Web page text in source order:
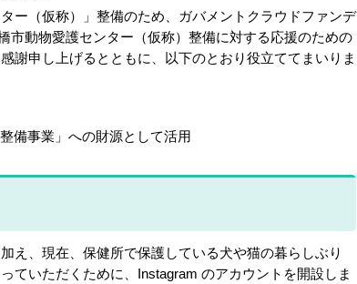
（仮称）」整備のため、ガバメントクラウドファンデ
動物愛護センター（仮称）整備に対する応援のための
謝申し上げるとともに、以下のとおり役立ててまいりま
業」への財源として活用
、現在、保健所で保護している犬や猫の暮らしぶり
ていただくために、Instagram のアカウントを開設しま